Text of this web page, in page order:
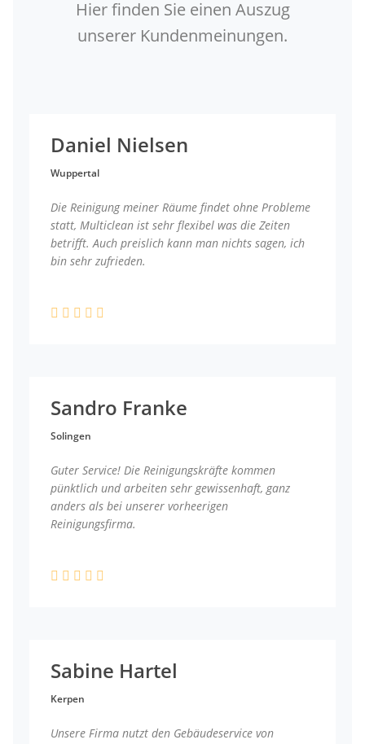
Hier finden Sie einen Auszug
unserer Kundenmeinungen.
Daniel Nielsen
Wuppertal
Die Reinigung meiner Räume findet ohne Probleme
statt, Multiclean ist sehr flexibel was die Zeiten
betrifft. Auch preislich kann man nichts sagen, ich
bin sehr zufrieden.
Sandro Franke
Solingen
Guter Service! Die Reinigungskräfte kommen
pünktlich und arbeiten sehr gewissenhaft, ganz
anders als bei unserer vorheerigen
Reinigungsfirma.
Sabine Hartel
Kerpen
Unsere Firma nutzt den Gebäudeservice von